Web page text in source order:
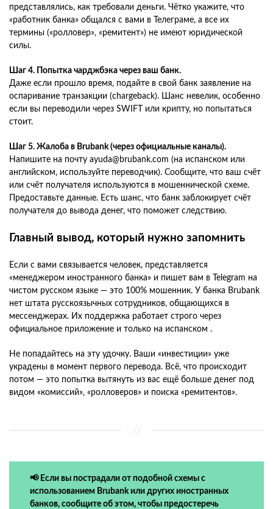
представлялись, как требовали деньги. Чётко укажите, что
«работник банка» общался с вами в Телеграме, а все их
термины («ролловер», «ремитент») не имеют юридической
силы.
Шаг 4. Попытка чарджбэка через ваш банк.
Даже если прошло время, подайте в свой банк заявление на
оспаривание транзакции (chargeback). Шанс невелик, особенно
если вы переводили через SWIFT или крипту, но попытаться
стоит.
Шаг 5. Жалоба в Brubank (через официальные каналы).
Напишите на почту ayuda@brubank.com (на испанском или
английском, используйте переводчик). Сообщите, что ваш счёт
или счёт получателя используются в мошеннической схеме.
Предоставьте данные. Есть шанс, что банк заблокирует счёт
получателя до вывода денег, что поможет следствию.
Главный вывод, который нужно запомнить
Если с вами связывается человек, представляется
«менеджером иностранного банка» и пишет вам в Telegram на
чистом русском языке — это 100% мошенник. У банка Brubank
нет штата русскоязычных сотрудников, общающихся в
мессенджерах. Их поддержка работает строго через
официальное приложение и только на испанском .
Не попадайтесь на эту удочку. Ваши «инвестиции» уже
украдены в момент первого перевода. Всё, что происходит
потом — это попытка вытянуть из вас ещё больше денег под
видом «комиссий», «ролловеров» и поиска «ремитентов».
📢 Если вы пострадали от подобной схемы с
использованием Brubank или других иностранных
банков, сообщите об этом, чтобы предостеречь